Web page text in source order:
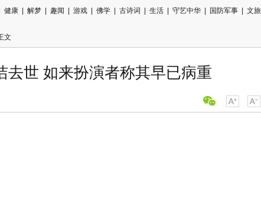
健康 解梦 趣闻 游戏 佛学 古诗词 生活 守艺中华 国防军事 文旅
文
去世 如来扮演者称其早已病重